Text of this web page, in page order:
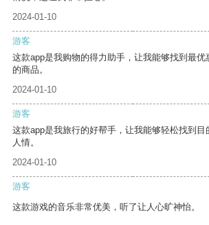
2024-01-10
游客
这款app是我购物的得力助手，让我能够找到最
的商品。
2024-01-10
游客
这款app是我旅行的好帮手，让我能够轻松找到
人情。
2024-01-10
游客
这款游戏的音乐非常优美，听了让人心旷神怡。